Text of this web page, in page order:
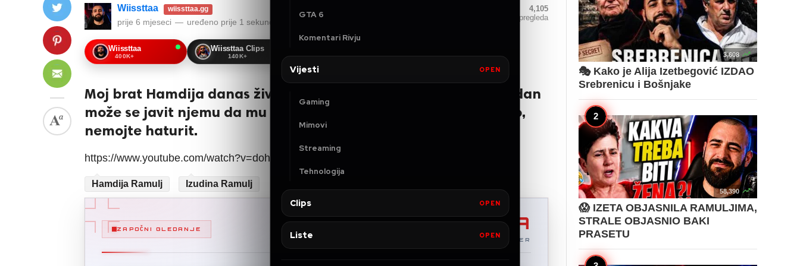
GTA 6
Komentari Rivju
Vijesti OPEN
Gaming
Mimovi
Streaming
Tehnologija
Clips OPEN
Liste OPEN
Wiissttaa wiissttaa.gg
prije 6 mjeseci — uređeno prije 1 sekund
4,105
pregleda
Wiissttaa
400K+
Wiissttaa Clips
140K+ DISCORD
Moj brat Hamdija danas živi u vremenu u kojem ako ima ko gladan
može se javit njemu da mu on pomogne. Malo se brat iznervirao,
nemojte haturit.
https://www.youtube.com/watch?v=doh-4cSnWaY
Hamdija Ramulj Izudina Ramulj
ZAPOČNI GLEDANJE PRIDRUŽI SEWIISSTTAA
YOUTUBE PARTNER
3,608 
🎭 Kako je Alija Izetbegović IZDAO
Srebrenicu i Bošnjake
58,390 
😱 IZETA OBJASNILA RAMULJIMA,
STRALE OBJASNIO BAKI
PRASETU